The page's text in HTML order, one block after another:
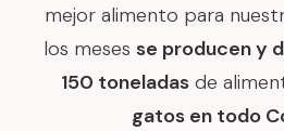
mejor alimento para
los meses se producen y
150 toneladasde
gatos en todo